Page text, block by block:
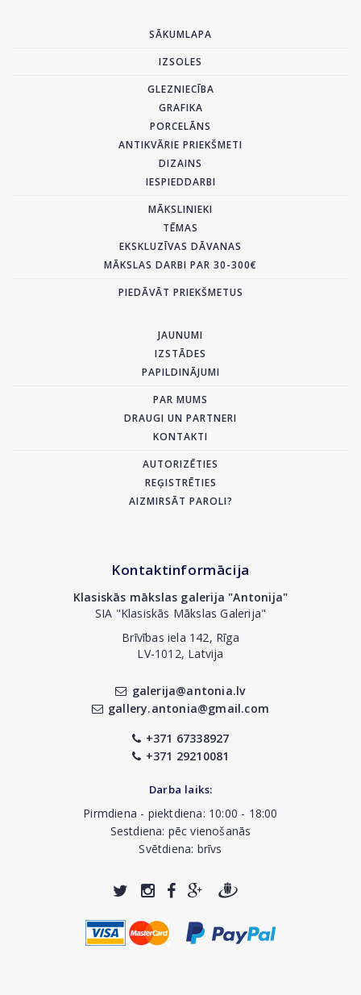
SĀKUMLAPA
IZSOLES
GLEZNIECĪBA
GRAFIKA
PORCELĀNS
ANTIKVĀRIE PRIEKŠMETI
DIZAINS
IESPIEDDARBI
MĀKSLINIEKI
TĒMAS
EKSKLUZĪVAS DĀVANAS
MĀKSLAS DARBI PAR 30-300€
PIEDĀVĀT PRIEKŠMETUS
JAUNUMI
IZSTĀDES
PAPILDINĀJUMI
PAR MUMS
DRAUGI UN PARTNERI
KONTAKTI
AUTORIZĒTIES
REĢISTRĒTIES
AIZMIRSĀT PAROLI?
Kontaktinformācija
Klasiskās mākslas galerija "Antonija"
SIA "Klasiskās Mākslas Galerija"
Brīvības iela 142, Rīga
LV-1012, Latvija
galerija@antonia.lv
gallery.antonia@gmail.com
+371 67338927
+371 29210081
Darba laiks:
Pirmdiena - piektdiena: 10:00 - 18:00
Sestdiena: pēc vienošanās
Svētdiena: brīvs